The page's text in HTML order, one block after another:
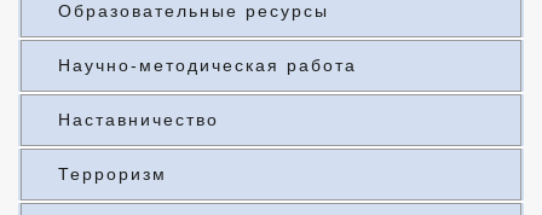
Образовательные ресурсы
Научно-методическая работа
Наставничество
Терроризм